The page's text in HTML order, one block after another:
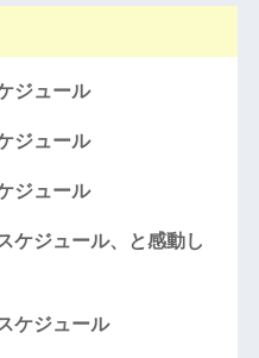
ジュール
ジュール
ジュール
ケジュール、と感動し
ケジュール